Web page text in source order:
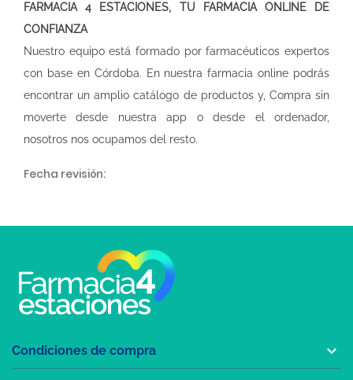
FARMACIA 4 ESTACIONES, TU FARMACIA ONLINE DE
CONFIANZA
Nuestro equipo está formado por farmacéuticos expertos
con base en Córdoba. En nuestrafarmacia online podrás
encontrar un amplio catálogo de productos y, Compra sin
moverte desde nuestra app o desde el ordenador,
nosotros nos ocupamos del resto.
Fecha revisión:
Condiciones de compra 